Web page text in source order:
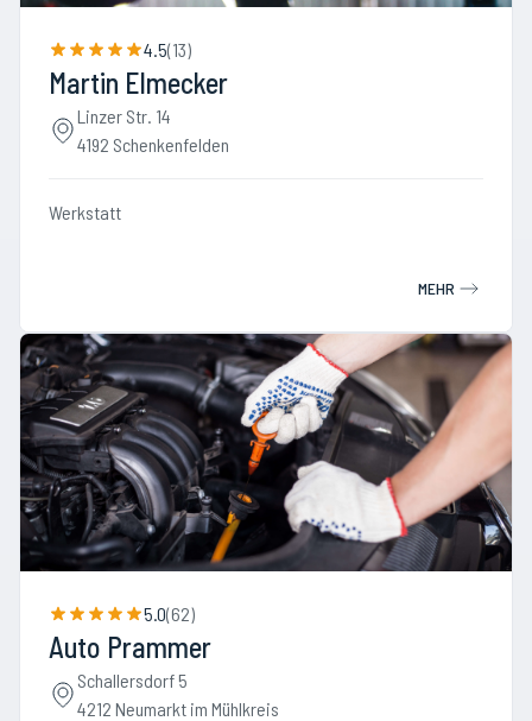
4.5(13)
Martin Elmecker
Linzer Str. 14
4192 Schenkenfelden
Werkstatt
MEHR
5.0(62)
Auto Prammer
Schallersdorf 5
4212 Neumarkt im Mühlkreis